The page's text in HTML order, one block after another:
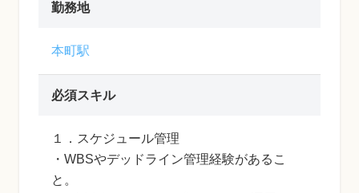
勤務地
本町駅
必須スキル
１．スケジュール管理
・WBSやデッドライン管理経験があるこ
と。